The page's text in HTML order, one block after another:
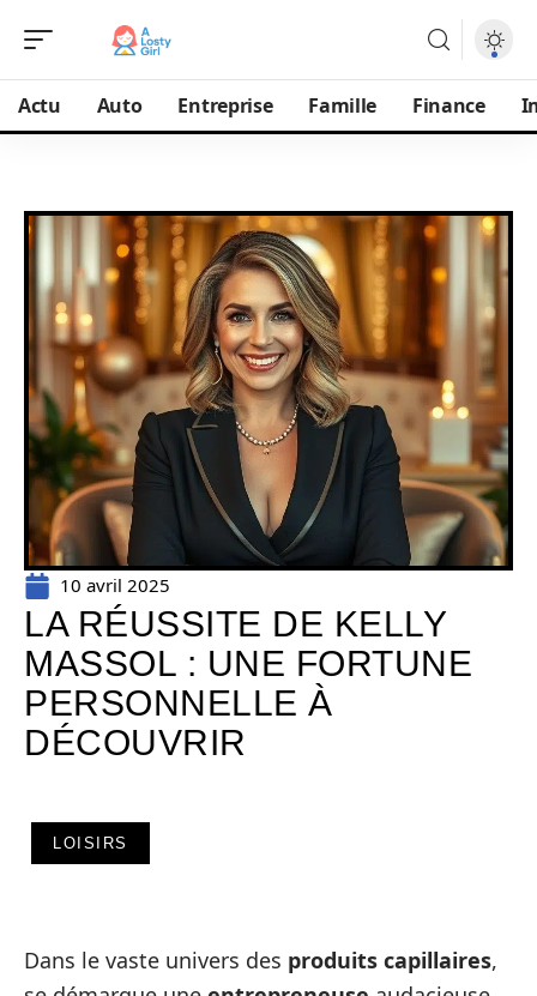
Actu Auto Entreprise Famille Finance
10 avril 2025
LA RÉUSSITE DE KELLY
MASSOL : UNE FORTUNE
PERSONNELLE À
DÉCOUVRIR
LOISIRS
Dans le vaste univers des produits capillaires,